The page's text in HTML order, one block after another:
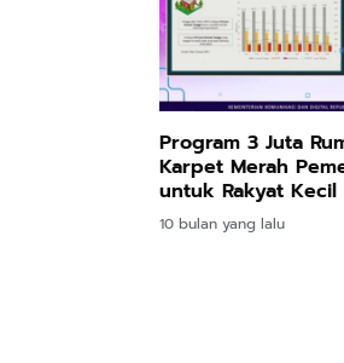
Program 3 Juta
Karpet Merah
untuk Rakyat Kecil
10 bulan yang lalu
Berita Terbaru